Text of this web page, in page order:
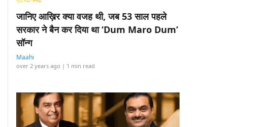
जानिए आख़िर क्या वजह थी, जब 53 साल पहले
सरकार ने बैन कर दिया था ‘Dum Maro Dum’
सॉन्ग
Maahi
over 2 years ago | 1 min read